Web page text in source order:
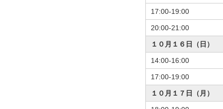
17:00-19:00
20:00-21:00
１０月１６日（日）
14:00-16:00
17:00-19:00
１０月１７日（月）